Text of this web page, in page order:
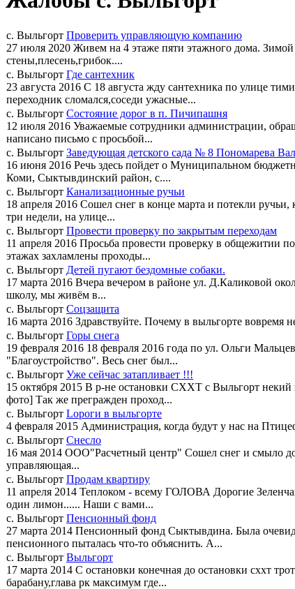
с. Выльгорт Проверить управляющую компанию
27 июля 2020 Живем на 4 этаже пяти этажного дома.
стены,плесень,грибок....
с. Выльгорт Где сантехник
23 августа 2016 С 18 августа жду сантехника по улице
переходник сломался,соседи ужасные...
с. Выльгорт Состояние дорог в п. Пичипашня
12 июля 2016 Уважаемые сотрудники администрации,
написано письмо с просьбой...
с. Выльгорт Заведующая детского сада № 8 Пономарева
16 июня 2016 Речь здесь пойдет о Муниципальном
Коми, Сыктывдинский район, с....
с. Выльгорт Канализационные ручьи
18 апреля 2016 Сошел снег в конце марта и потекли
три недели, на улице...
с. Выльгорт Провести проверку по закрытым переходам
11 апреля 2016 Просьба провести проверку в общежитии
этажах захламлены проходы...
с. Выльгорт Детей пугают бездомные собаки.
17 марта 2016 Вчера вечером в районе ул. Д.Каликовой
школу, мы живём в...
с. Выльгорт Соцзащита
16 марта 2016 Здравствуйте. Почему в выльгорте вовремя
с. Выльгорт Горы снега
19 февраля 2016 18 февраля 2016 года по ул. Ольги
"Благоустройство". Весь снег был...
с. Выльгорт Уже сейчас затапливает !!!
15 октября 2015 В р-не остановки СХХТ с Выльгорт некий
фото] Так же прегражден проход...
с. Выльгорт Lороги в выльгорте
4 февраля 2015 Администрация, когда будут у нас на
с. Выльгорт Снесло
16 мая 2014 ООО"Расчетный центр" Сошел снег и смыло
управляющая...
с. Выльгорт Продам квартиру
11 апреля 2014 Теплоком - всему ГОЛОВА Дорогие
один лимон...... Наши с вами...
с. Выльгорт Пенсионный фонд
27 марта 2014 Пенсионный фонд Сыктывдина. Была
пенсионного пыталась что-то объяснить. А...
с. Выльгорт Выльгорт
17 марта 2014 С остановки конечная до остановки сххт
барабану,глава рк максимум где...